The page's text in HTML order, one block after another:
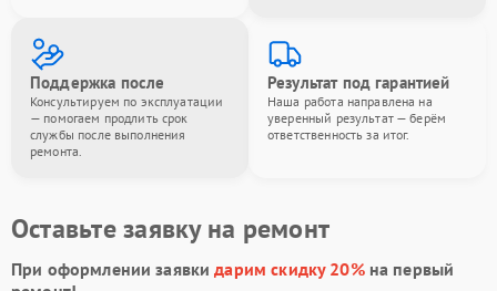
Поддержка после
Консультируем по эксплуатации
— помогаем продлить срок
службы после выполнения
ремонта.
Результат под гарантией
Наша работа направлена на
уверенный результат — берём
ответственность за итог.
Оставьте заявку на ремонт
При оформлении заявкидарим скидку 20%на первый